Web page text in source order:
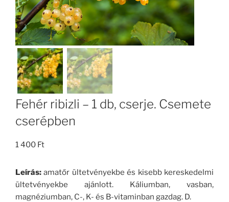
Fehér ribizli – 1 db, cserje. Csemete
cserépben
1 400 Ft
Leírás: amatőr ültetvényekbe és kisebb kereskedelmi
ültetvényekbe ajánlott. Káliumban, vasban,
magnéziumban, C-, K- és B-vitaminban gazdag. D.